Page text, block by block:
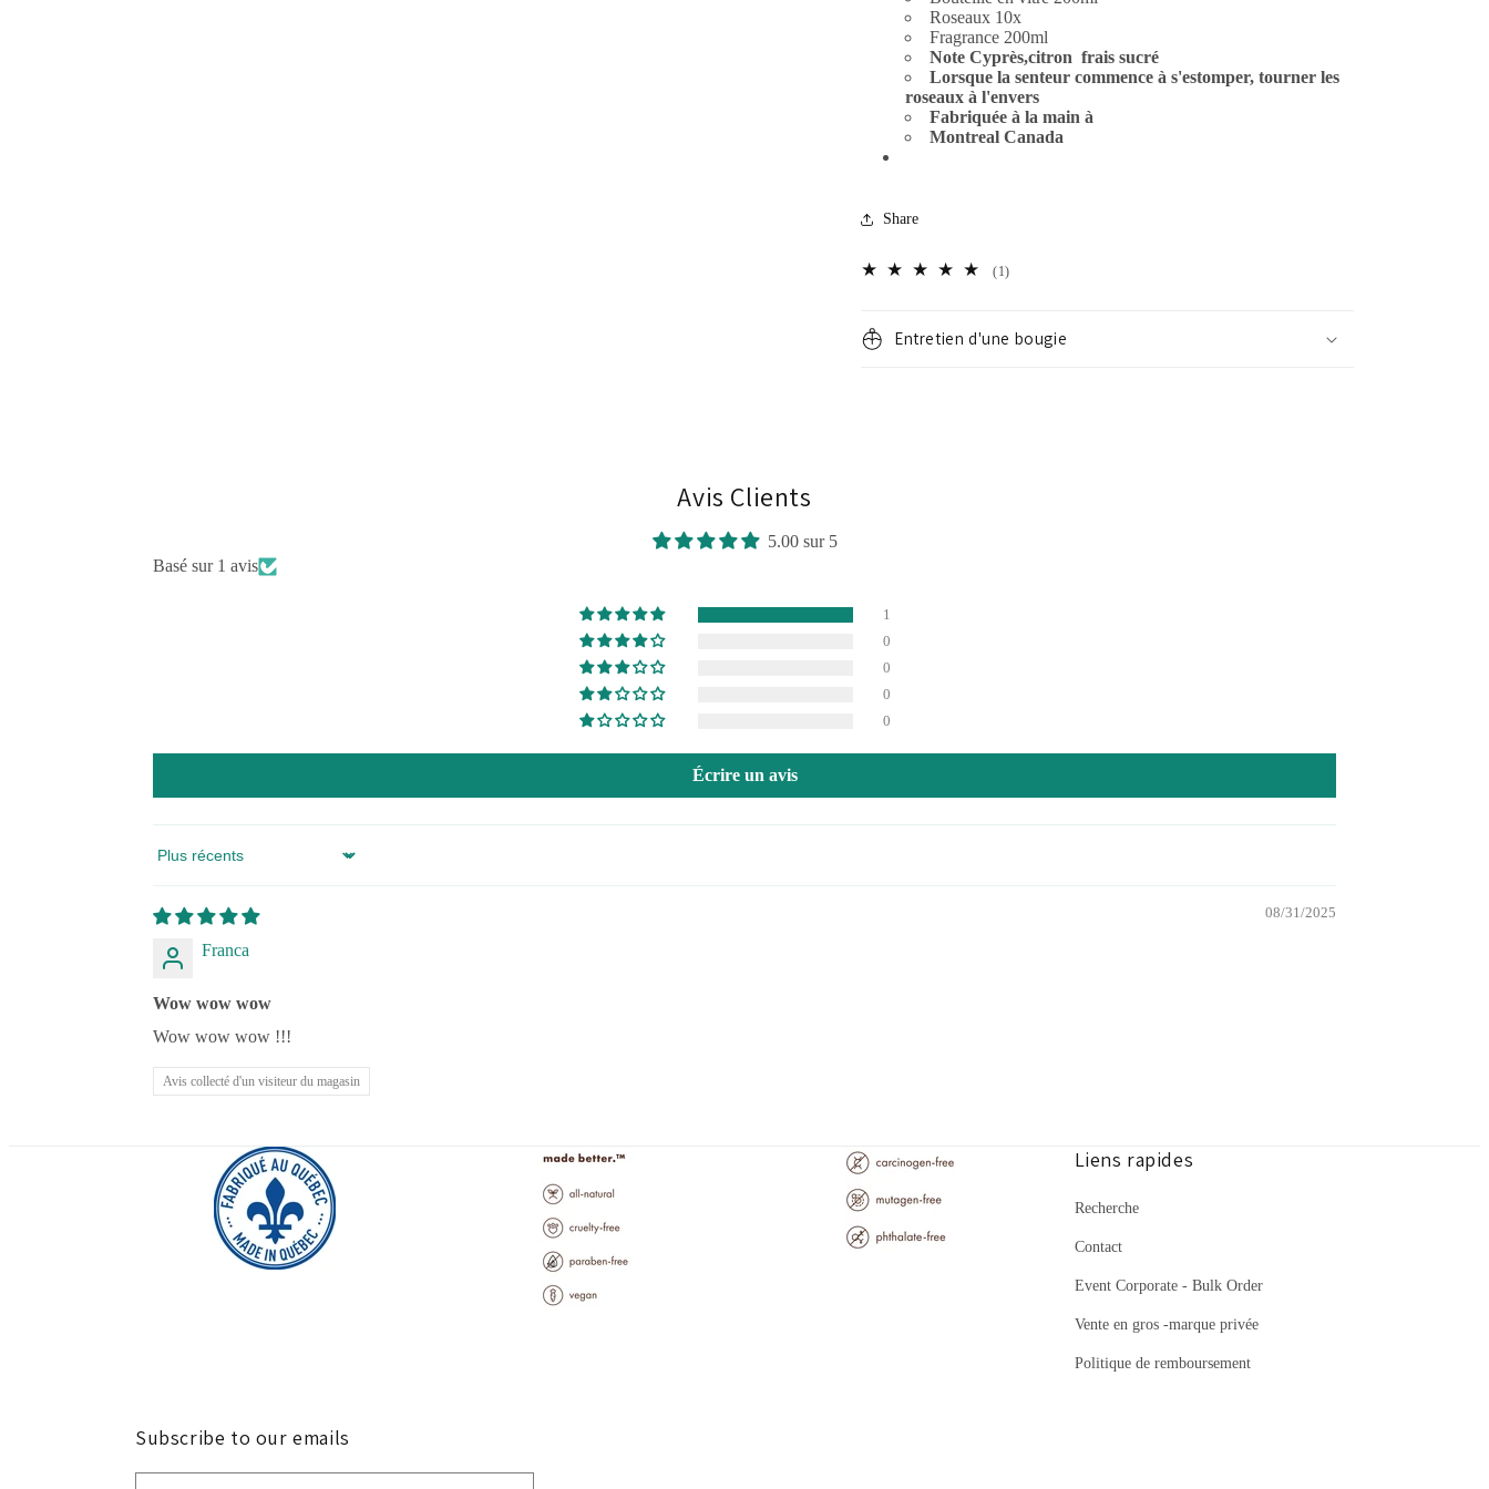
Roseaux 10x
Fragrance 200ml
Note Cyprès,citron frais sucré
Lorsque la senteur commence à s'estomper, tourner les
roseaux à l'envers
Fabriquée à la main à
Montreal Canada
Share
(1)
critiques
Entretien d'une bougie
Avis Clients
5.00 sur 5
Basé sur 1 avis
1
0
0
0
0
Écrire un avis
Sort by
08/31/2025
Franca
Wow wow wow
Wow wow wow !!!
Avis collecté d'un visiteur du magasin
Liens rapides
Recherche
Contact
Event Corporate - Bulk Order
Vente en gros -marque privée
Politique de remboursement
Subscribe to our emails